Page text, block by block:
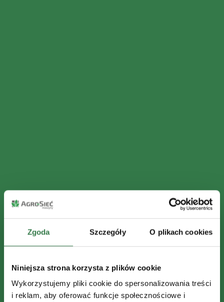
Zgoda Szczegóły O plikach cookies
Niniejsza strona korzysta z plików cookie
Wykorzystujemy pliki cookie do spersonalizowania treści
i reklam, aby oferować funkcje społecznościowe i